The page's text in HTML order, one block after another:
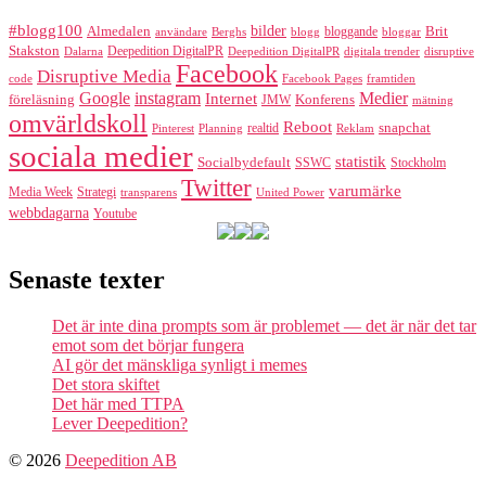
#blogg100 Almedalen användare Berghs bilder blogg bloggande bloggar Brit
Stakston Dalarna Deepedition DigitalPR Deepedition DigitalPR digitala trender disruptive
code Disruptive Media Facebook Facebook Pages framtiden
föreläsning Google instagram Internet JMW Konferens Medier mätning
omvärldskoll Pinterest Planning realtid Reboot Reklam snapchat
sociala medier Socialbydefault SSWC statistik Stockholm
Media Week Strategi transparens Twitter United Power varumärke
webbdagarna Youtube
Senaste texter
Det är inte dina prompts som är problemet — det är när det tar
emot som det börjar fungera
AI gör det mänskliga synligt i memes
Det stora skiftet
Det här med TTPA
Lever Deepedition?
© 2026 Deepedition AB